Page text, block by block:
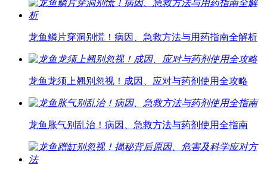
龙鱼鳞片穿洞别慌！病因、急救方法与用药指南全解析
龙鱼龙须上翘别忽视！成因、应对与药剂使用全攻略
龙鱼胀气别乱治！病因、急救方法与药剂使用全指南